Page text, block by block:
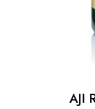
AJI